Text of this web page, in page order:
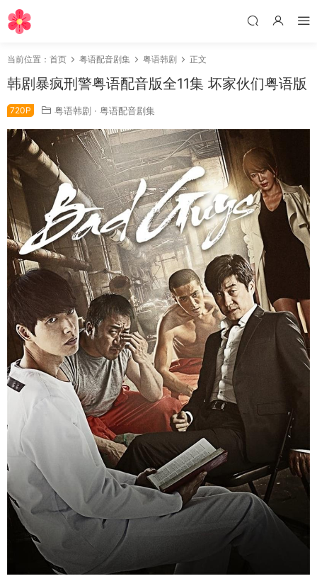
当前位置： 首页 粤语配音剧集 粤语韩剧 正文
韩剧暴疯刑警粤语配音版全11集 坏家伙们粤语版
720P 粤语韩剧 · 粤语配音剧集